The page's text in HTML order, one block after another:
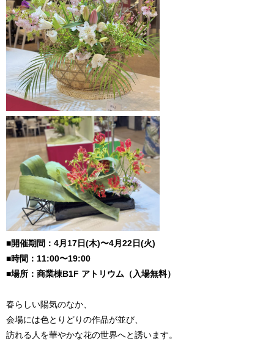
■開催期間：4月17日(木)〜4月22日(火)
■時間：11:00〜19:00
■場所：商業棟B1F アトリウム（入場無料）
春らしい陽気のなか、
会場には色とりどりの作品が並び、
訪れる人を華やかな花の世界へと誘います。